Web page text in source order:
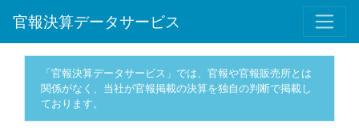
官報決算データサービス
「官報決算データサービス」では、官報や官報販売所とは
関係がなく、当社が官報掲載の決算を独自の判断で掲載し
ております。